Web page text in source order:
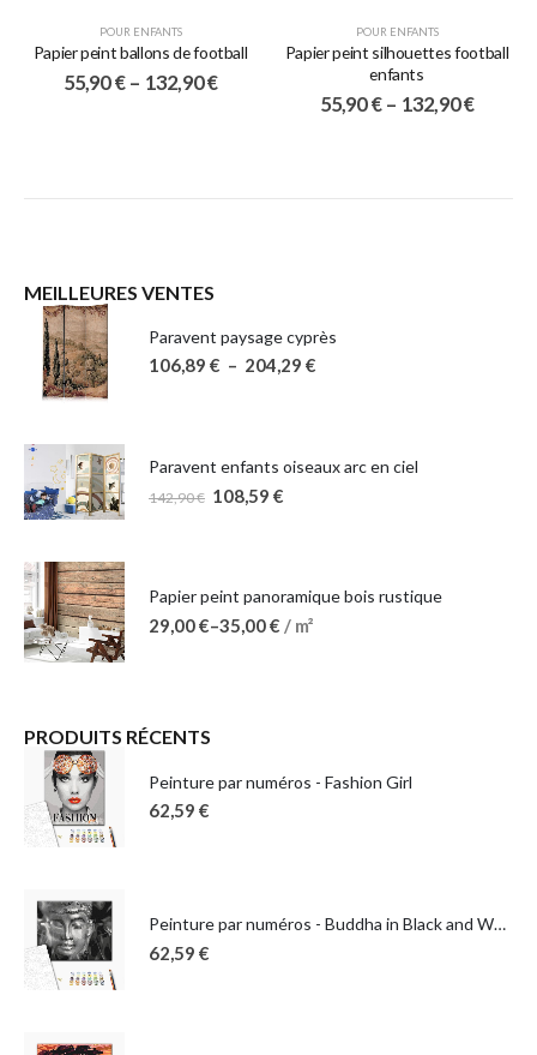
POUR ENFANTS
Papier peint ballons de football
55,90€ – 132,90€
POUR ENFANTS
Papier peint silhouettes football
enfants
55,90€ – 132,90€
MEILLEURES VENTES
Paravent paysage cyprès
106,89 € – 204,29 €
Paravent enfants oiseaux arc en ciel
142,90€ 108,59 €
Papier peint panoramique bois rustique
29,00€–35,00€ / m²
PRODUITS RÉCENTS
Peinture par numéros - Fashion Girl
62,59 €
Peinture par numéros - Buddha in Black and White
62,59 €